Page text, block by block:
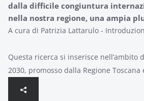
dalla difficile congiuntura
nella nostra regione, una ampia
A cura di Patrizia Lattarulo -
Questa ricerca si inserisce nell’ambito
2030, promosso dalla Regione Toscana